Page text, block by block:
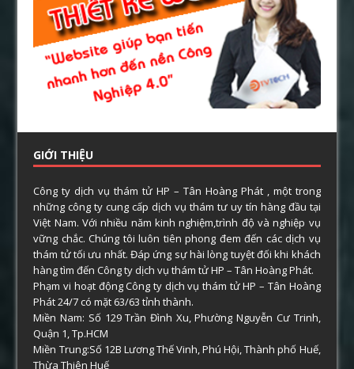
GIỚI THIỆU
Công ty dịch vụ thám tử HP – Tân Hoàng Phát , một trong
những công ty cung cấp dịch vụ thám tư uy tín hàng đầu tại
Việt Nam. Với nhiều năm kinh nghiệm,trình độ và nghiệp vụ
vững chắc. Chúng tôi luôn tiên phong đem đến các dịch vụ
thám tử tối ưu nhất. Đáp ứng sự hài lòng tuyệt đối khi khách
hàng tìm đến Công ty dịch vụ thám tử HP – Tân Hoàng Phát.
Phạm vi hoạt động Công ty dịch vụ thám tử HP – Tân Hoàng
Phát 24/7 có mặt 63/63 tỉnh thành.
Miền Nam: Số 129 Trần Đình Xu, Phường Nguyễn Cư Trinh,
Quận 1, Tp.HCM
Miền Trung:Số 12B Lương Thế Vinh, Phú Hội, Thành phố Huế,
Thừa Thiên Huế